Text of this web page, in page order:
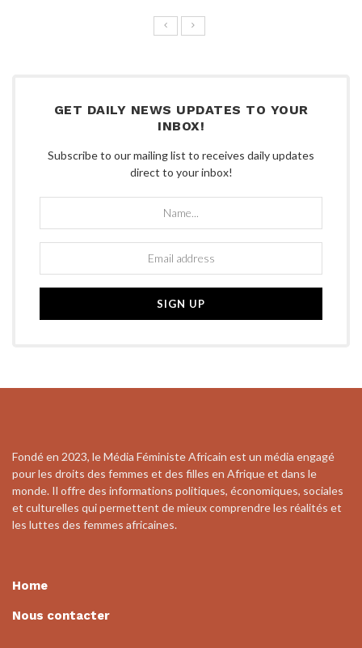
GET DAILY NEWS UPDATES TO YOUR
INBOX!
Subscribe to our mailing list to receives daily updates
direct to your inbox!
Fondé en 2023, le Média Féministe Africain est un média engagé
pour les droits des femmes et des filles en Afrique et dans le
monde. Il offre des informations politiques, économiques, sociales
et culturelles qui permettent de mieux comprendre les réalités et
les luttes des femmes africaines.
Home
Nous contacter